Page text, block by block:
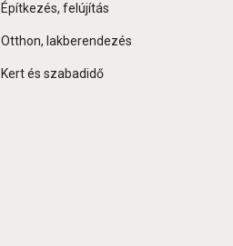
Építkezés, felújítás
Otthon, lakberendezés
Kert és szabadidő